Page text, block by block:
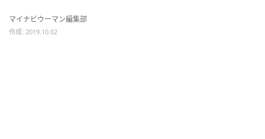
マイナビウーマン編集部
作成: 2019.10.02